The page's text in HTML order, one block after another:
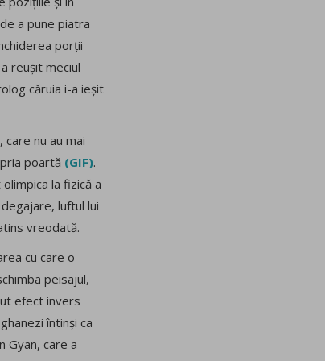
a pune piatra
porții
reușit meciul
căruia i-a ieșit
nu au mai
poartă (GIF).
la fizică a
luftul lui
vreodată.
cu care o
peisajul,
efect invers
întinși ca
Gyan, care a